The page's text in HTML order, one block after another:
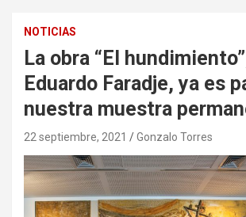
NOTICIAS
La obra “El
Eduardo Faradje, ya es
nuestra muestra
22 septiembre, 2021 Gonzalo Torres